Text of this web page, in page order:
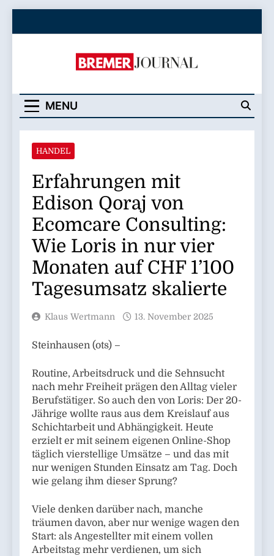
Bremer Journal
MENU
HANDEL
Erfahrungen mit
Edison Qoraj von
Ecomcare Consulting:
Wie Loris in nur vier
Monaten auf CHF 1’100
Tagesumsatz skalierte
Klaus Wertmann 13. November 2025
Steinhausen (ots) –
Routine, Arbeitsdruck und die Sehnsucht
nach mehr Freiheit prägen den Alltag vieler
Berufstätiger. So auch den von Loris: Der 20-
Jährige wollte raus aus dem Kreislauf aus
Schichtarbeit und Abhängigkeit. Heute
erzielt er mit seinem eigenen Online-Shop
täglich vierstellige Umsätze – und das mit
nur wenigen Stunden Einsatz am Tag. Doch
wie gelang ihm dieser Sprung?
Viele denken darüber nach, manche
träumen davon, aber nur wenige wagen den
Start: als Angestellter mit einem vollen
Arbeitstag mehr verdienen, um sich